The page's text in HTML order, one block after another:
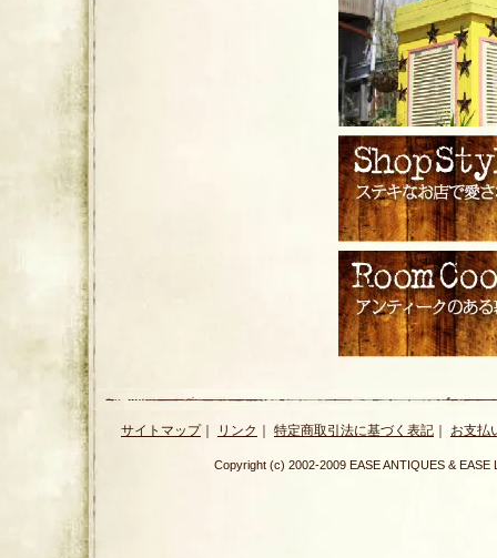
サイトマップ｜ リンク 特定商取引法に基づく表記 お支払
Copyright (c) 2002-2009 EASE ANTIQUES &